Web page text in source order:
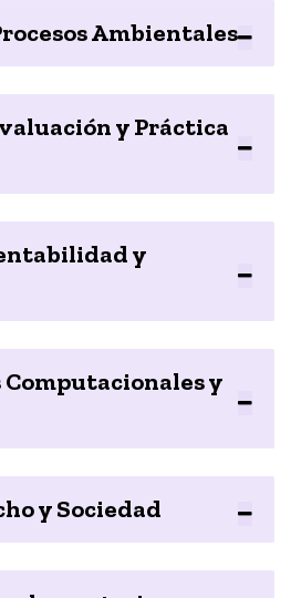
Ambientales
y Práctica
y
y
y Sociedad